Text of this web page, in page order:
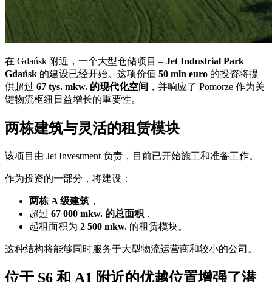
在 Gdańsk 附近，一个大型仓储项目 – Jet Industrial Park
Gdańsk 的建设已经开始。这项价值 50 mln euro 的投资将提
供超过 67 tys. mkw. 的现代化空间 ，并响应了 Pomorze 作为关
键物流枢纽日益增长的重要性。
两栋建筑与灵活的租赁模块
该项目由 Jet Investment 负责，目前已开始施工和准备工作。
作为投资的一部分，将建设：
两栋 A 级建筑 ，
超过 67 000 mkw. 的总面积 ，
起租面积为 2 500 mkw. 的租赁模块。
这种结构将能够同时服务于大型物流运营商和较小的公司。
位于 S6 和 A1 附近的优越位置增强了潜